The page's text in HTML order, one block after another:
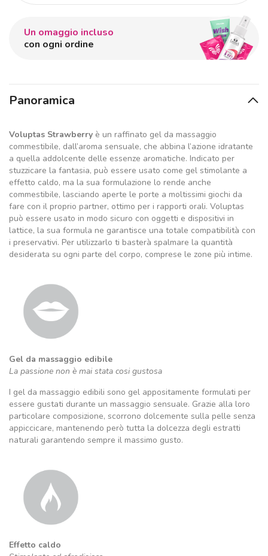
Un omaggio incluso
con ogni ordine
Panoramica
Voluptas Strawberry è un raffinato gel da massaggio
commestibile, dall’aroma sensuale, che abbina l’azione idratante
a quella addolcente delle essenze aromatiche. Indicato per
stuzzicare la fantasia, può essere usato come gel stimolante a
effetto caldo, ma la sua formulazione lo rende anche
commestibile, lasciando aperte le porte a moltissimi giochi da
fare con il proprio partner, ottimo per i rapporti orali. Voluptas
può essere usato in modo sicuro con oggetti e dispositivi in
lattice, la sua formula ne garantisce una totale compatibilità con
i preservativi. Per utilizzarlo ti basterà spalmare la quantità
desiderata su ogni parte del corpo, comprese le zone più intime.
Gel da massaggio edibile
La passione non è mai stata cosi gustosa
I gel da massaggio edibili sono gel appositamente formulati per
essere gustati durante un massaggio sensuale. Grazie alla loro
particolare composizione, scorrono dolcemente sulla pelle senza
appiccicare, mantenendo però tutta la dolcezza degli estratti
naturali garantendo sempre il massimo gusto.
Effetto caldo